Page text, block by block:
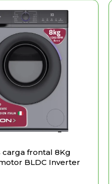
carga frontal 8Kg
BLDC Inverter